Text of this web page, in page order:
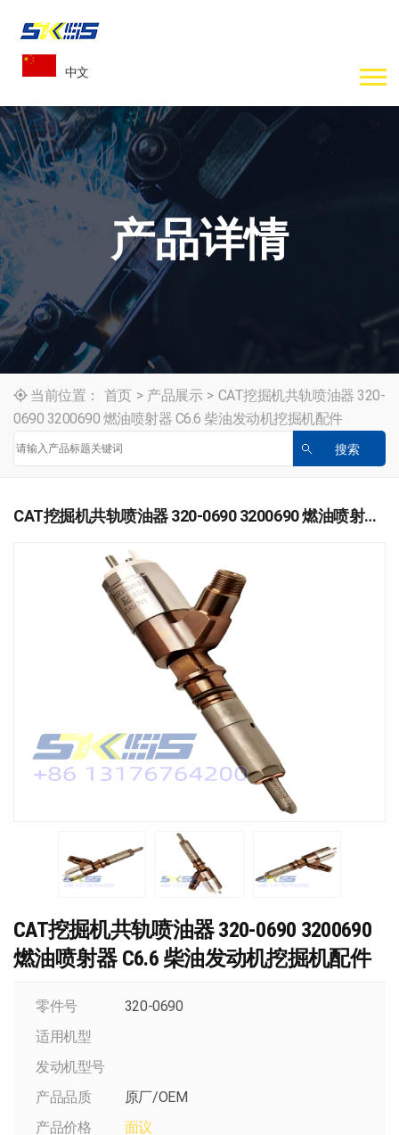
中文
产品详情
当前位置： 首页 > 产品展示 > CAT挖掘机共轨喷油器 320-
0690 3200690 燃油喷射器 C6.6 柴油发动机挖掘机配件
CAT挖掘机共轨喷油器 320-0690 3200690 燃油喷射器 C6.6 柴油发动机挖掘机配件
CAT挖掘机共轨喷油器 320-0690 3200690
燃油喷射器 C6.6 柴油发动机挖掘机配件
零件号
320-0690
适用机型
发动机型号
产品品质
原厂/OEM
产品价格
面议